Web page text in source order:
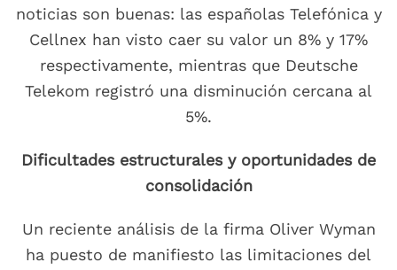
noticias son buenas: las españolas Telefónica y
Cellnex han visto caer su valor un 8% y 17%
respectivamente, mientras que Deutsche
Telekom registró una disminución cercana al
5%.
Dificultades estructurales y oportunidades de
consolidación
Un reciente análisis de la firma Oliver Wyman
ha puesto de manifiesto las limitaciones del